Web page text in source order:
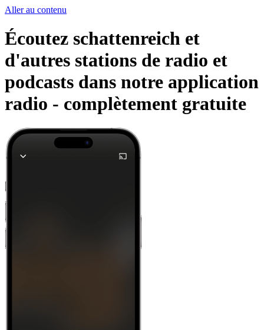
Aller au contenu
Écoutez schattenreich et
d'autres stations de radio et
podcasts dans notre application
radio - complètement gratuite